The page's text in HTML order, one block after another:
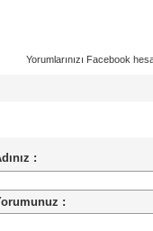
Yorumlarınızı Facebook